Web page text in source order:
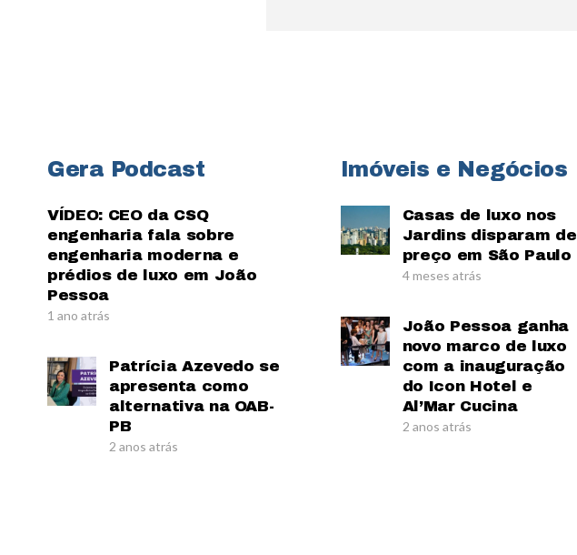
Gera Podcast
VÍDEO: CEO da CSQ
engenharia fala sobre
engenharia moderna e
prédios de luxo em João
Pessoa
1 ano atrás
Patrícia Azevedo se
apresenta como
alternativa na OAB-
PB
2 anos atrás
Imóveis e Negócios
Casas de luxo nos
Jardins disparam de
preço em São Paulo
4 meses atrás
João Pessoa ganha
novo marco de luxo
com a inauguração
do Icon Hotel e
Al’Mar Cucina
2 anos atrás